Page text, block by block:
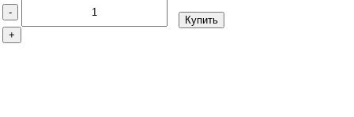
-
+
Купить